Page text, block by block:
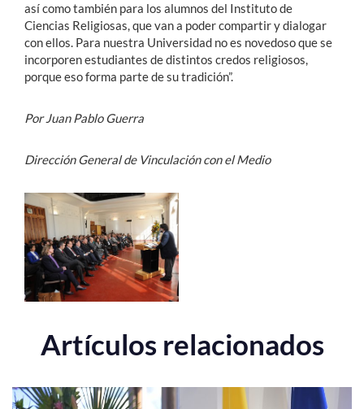
así como también para los alumnos del Instituto de
Ciencias Religiosas, que van a poder compartir y dialogar
con ellos. Para nuestra Universidad no es novedoso que se
incorporen estudiantes de distintos credos religiosos,
porque eso forma parte de su tradición”.
Por Juan Pablo Guerra
Dirección General de Vinculación con el Medio
Artículos relacionados